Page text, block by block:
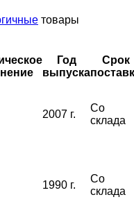
товары
Год
выпуска
Срок
2007 г.
Со
склада
1990 г.
Со
склада